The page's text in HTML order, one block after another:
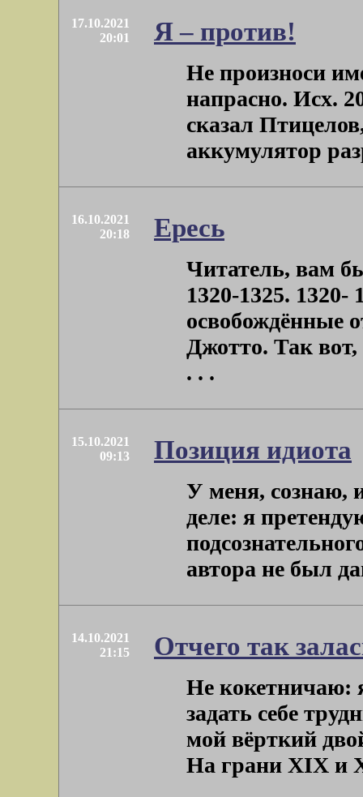
17.10.2021
20:01
Я – против!
Не произноси
напрасно. Исх.
сказал
аккумулятор
16.10.2021
20:18
Ересь
Читатель, вам
1320-1325. 1320-
освобождённые
Джотто. Так
. . .
15.10.2021
09:13
Позиция идиота
У меня, сознаю,
деле: я
автора не был
14.10.2021
21:15
Отчего так
Не кокетничаю:
задать себе
мой вёрткий
На грани XIX и